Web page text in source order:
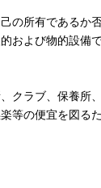
の所有であるか
および物的設備
クラブ、保養所
等の便宜を図る